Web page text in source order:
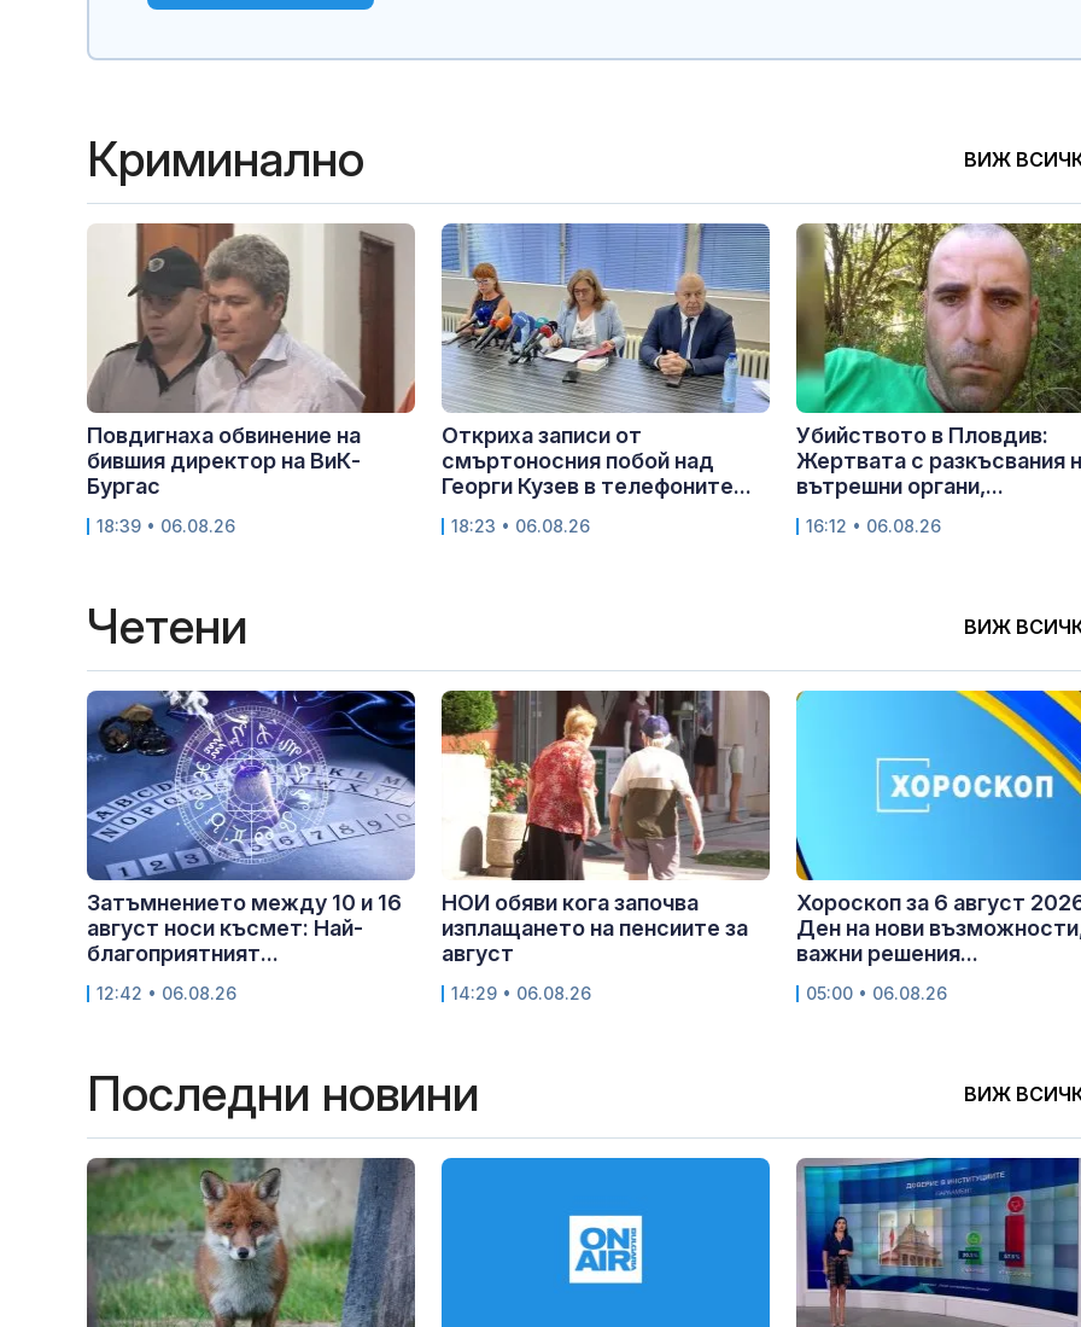
Криминално ВИЖ
Повдигнаха обвинение на
бившия директор на ВиК-
Бургас
18:39 • 06.08.26
Откриха записи от
смъртоносния побой над
Георги Кузев в телефоните...
18:23 • 06.08.26
Убийството в Пловдив:
Жертвата с разкъсвания
вътрешни органи,...
16:12 • 06.08.26
Четени ВИЖ
Затъмнението между 10 и 16
август носи късмет: Най-
благоприятният...
12:42 • 06.08.26
НОИ обяви кога започва
изплащането на пенсиите за
август
14:29 • 06.08.26
Хороскоп за 6 август
Ден на нови
важни решения...
05:00 • 06.08.26
Последни новини ВИЖ